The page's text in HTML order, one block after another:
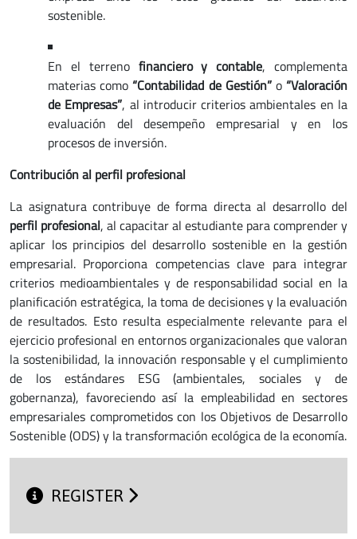
sostenible.
En el terreno financiero y contable, complementa
materias como “Contabilidad de Gestión” o “Valoración
de Empresas”, al introducir criterios ambientales en la
evaluación del desempeño empresarial y en los
procesos de inversión.
Contribución al perfil profesional
La asignatura contribuye de forma directa al desarrollo del
perfil profesional, al capacitar al estudiante para comprender y
aplicar los principios del desarrollo sostenible en la gestión
empresarial. Proporciona competencias clave para integrar
criterios medioambientales y de responsabilidad social en la
planificación estratégica, la toma de decisiones y la evaluación
de resultados. Esto resulta especialmente relevante para el
ejercicio profesional en entornos organizacionales que valoran
la sostenibilidad, la innovación responsable y el cumplimiento
de los estándares ESG (ambientales, sociales y de
gobernanza), favoreciendo así la empleabilidad en sectores
empresariales comprometidos con los Objetivos de Desarrollo
Sostenible (ODS) y la transformación ecológica de la economía.
REGISTER